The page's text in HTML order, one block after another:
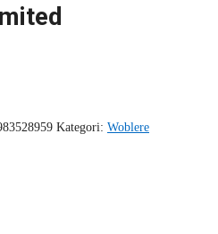
Kategori: Woblere